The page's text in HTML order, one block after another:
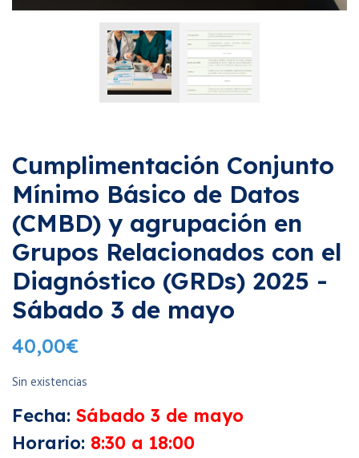
Cumplimentación Conjunto
Mínimo Básico de Datos
(CMBD) y agrupación en
Grupos Relacionados con el
Diagnóstico (GRDs) 2025 -
Sábado 3 de mayo
40,00€
Sin existencias
Fecha: Sábado 3 de mayo
Horario: 8:30 a 18:00